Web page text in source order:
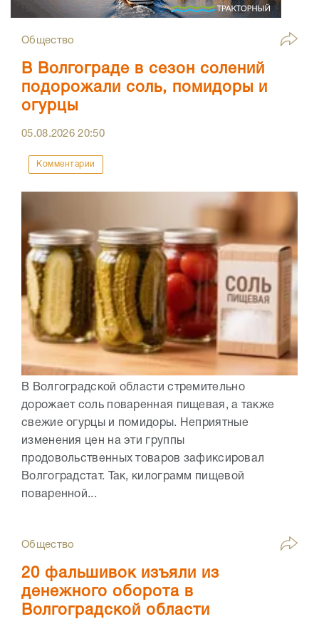
Общество
В Волгограде в сезон солений
подорожали соль, помидоры и
огурцы
05.08.202620:50
Комментарии
В Волгоградской области стремительно
дорожает соль поваренная пищевая, а также
свежие огурцы и помидоры. Неприятные
изменения цен на эти группы
продовольственных товаров зафиксировал
Волгоградстат. Так, килограмм пищевой
поваренной...
Общество
20 фальшивок изъяли из
денежного оборота в
Волгоградской области